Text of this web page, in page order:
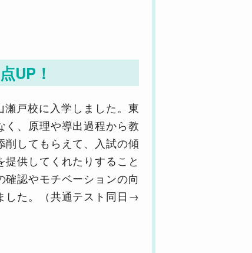
UP！
戸校に入学しました。東
、原理や導出過程から教
削してもらえて、入試の傾
供してくれたりすること
認やモチベーションの向
した。（共通テスト同日→